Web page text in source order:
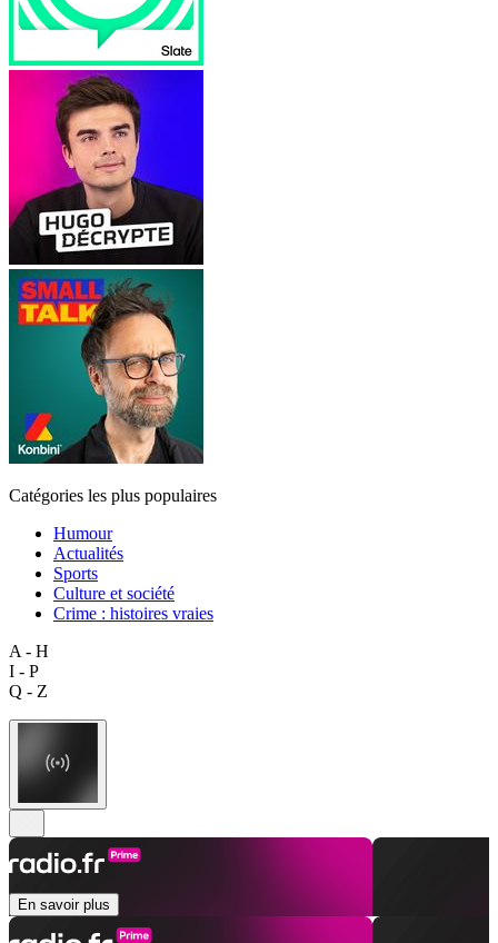
Catégories les plus populaires
Humour
Actualités
Sports
Culture et société
Crime : histoires vraies
A - H
I - P
Q - Z
En savoir plus